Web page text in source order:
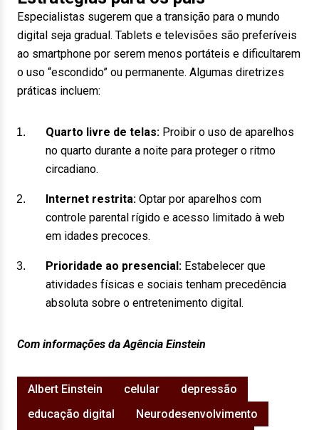
Especialistas sugerem que a transição para o mundo
digital seja gradual. Tablets e televisões são preferíveis
ao smartphone por serem menos portáteis e dificultarem
o uso “escondido” ou permanente. Algumas diretrizes
práticas incluem:
Quarto livre de telas: Proibir o uso de aparelhos
no quarto durante a noite para proteger o ritmo
circadiano.
Internet restrita: Optar por aparelhos com
controle parental rígido e acesso limitado à web
em idades precoces.
Prioridade ao presencial: Estabelecer que
atividades físicas e sociais tenham precedência
absoluta sobre o entretenimento digital.
Com informações da Agência Einstein
Albert Einstein celular
depressão
educação digital
Neurodesenvolvimento